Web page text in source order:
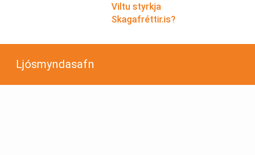
Viltu styrkja
Skagafréttir.is?
Ljósmyndasafn